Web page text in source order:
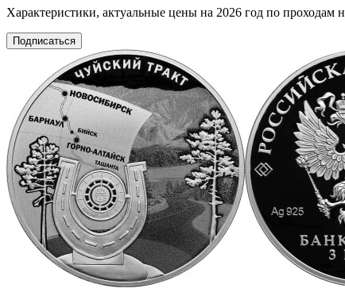
Характеристики, актуальные цены на 2026 год по
Подписаться